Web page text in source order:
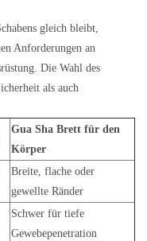
gleich bleibt,
Anforderungen an
Die Wahl des
als auch
Gua Sha Brett für den
Körper
Breite, flache oder
gewellte Ränder
Schwer für tiefe
Gewebepenetration